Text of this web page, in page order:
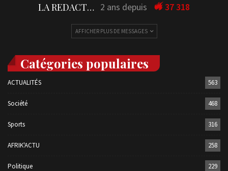
LA REDACTION 2 ans depuis 37 318
AFFICHER PLUS DE MESSAGES
Catégories populaires
ACTUALITÉS 563
Société 468
Sports 316
AFRIK'ACTU 258
Politique 229